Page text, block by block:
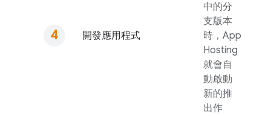
開發應用程式
中的分
支版本
時， App
Hosting
就會自
動啟動
新的推
出作